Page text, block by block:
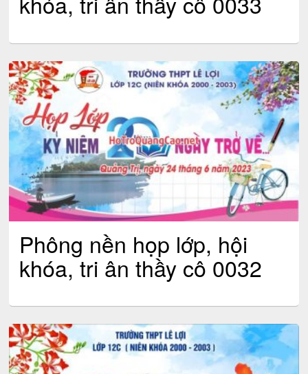
Phông nền họp lớp, hội
khóa, tri ân thầy cô 0032